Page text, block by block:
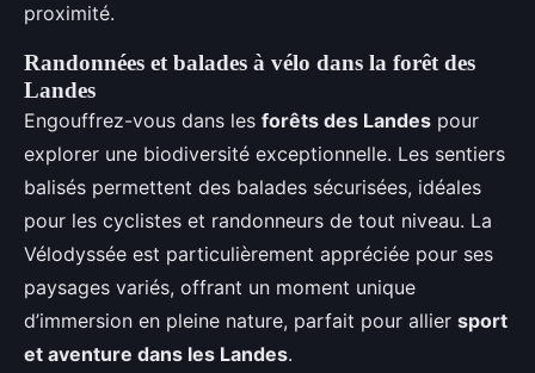
proximité.
Randonnées et balades à vélo dans la forêt des
Landes
Engouffrez-vous dans les forêts des Landes pour
explorer une biodiversité exceptionnelle. Les sentiers
balisés permettent des balades sécurisées, idéales
pour les cyclistes et randonneurs de tout niveau. La
Vélodyssée est particulièrement appréciée pour ses
paysages variés, offrant un moment unique
d’immersion en pleine nature, parfait pour allier sport
et aventure dans les Landes.